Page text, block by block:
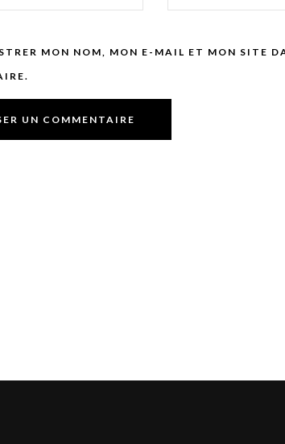
MON NOM, MON E-MAIL ET MON SITE